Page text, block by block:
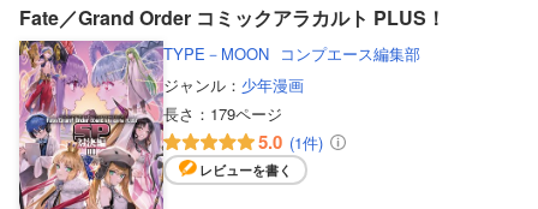
Fate／Grand Order コミックアラカルト PLUS！
TYPE－MOON コンプエース編集部
ジャンル： 少年漫画
長さ： 179ページ
5.0 (1件)
レビューを書く